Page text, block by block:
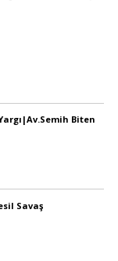
Biten
Savaş